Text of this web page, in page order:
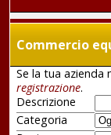
Commercio
Se la tua azienda
registrazione.
Descrizione
Categoria